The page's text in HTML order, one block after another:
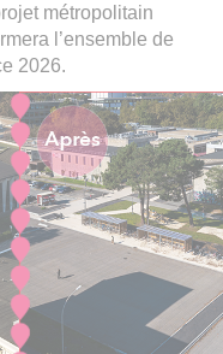
métropolitain
l’ensemble de
2026.